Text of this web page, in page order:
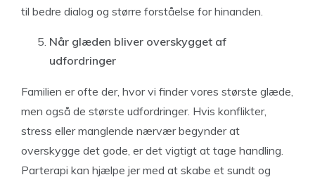
til bedre dialog og større forståelse for hinanden.
Når glæden bliver overskygget af
udfordringer
Familien er ofte der, hvor vi finder vores største glæde,
men også de største udfordringer. Hvis konflikter,
stress eller manglende nærvær begynder at
overskygge det gode, er det vigtigt at tage handling.
Parterapi kan hjælpe jer med at skabe et sundt og